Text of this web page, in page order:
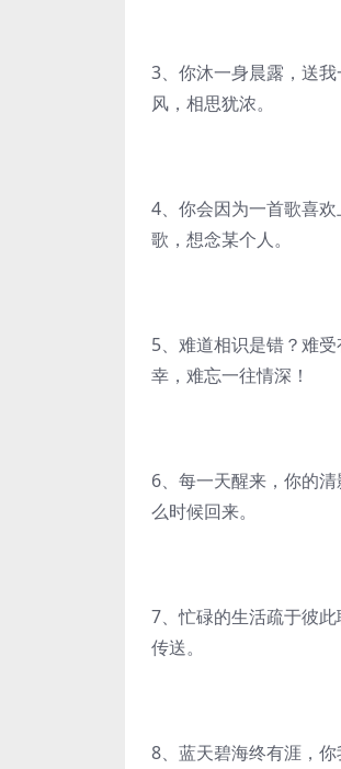
3、你沐一身晨露，送
风，相思犹浓。
4、你会因为一首歌喜
歌，想念某个人。
5、难道相识是错？难
幸，难忘一往情深！
6、每一天醒来，你的
么时候回来。
7、忙碌的生活疏于彼
传送。
8、蓝天碧海终有涯，